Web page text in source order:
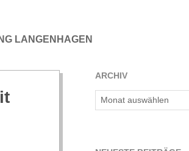
LANGENHAGEN
ARCHIV
Archiv